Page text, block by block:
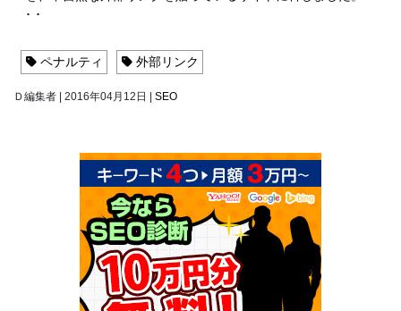
･ ･
ペナルティ 外部リンク
Ｄ編集者 2016年04月12日 SEO